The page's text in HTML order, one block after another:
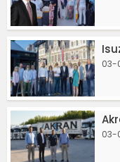
03-
03-